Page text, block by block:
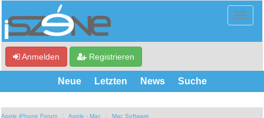
Anmelden Registrieren
Neue Letzten News Suche
Apple iPhone Forum Apple - Mac Mac Software